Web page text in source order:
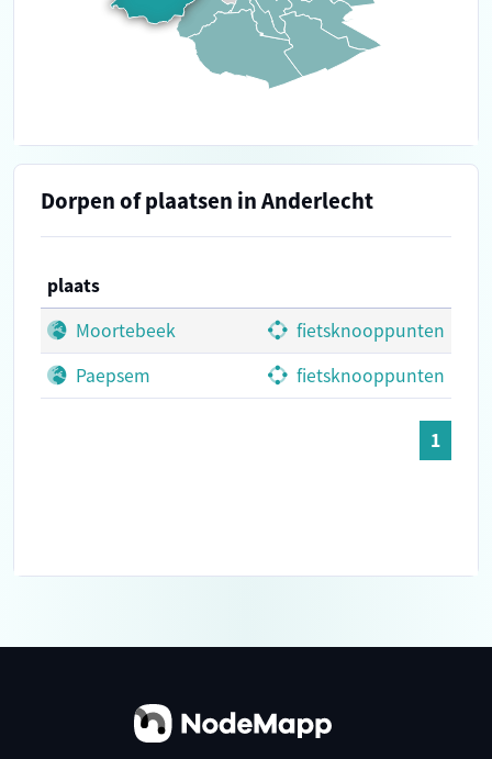
Dorpen of plaatsen in Anderlecht
plaats
Moortebeek
fietsknooppunten
Paepsem
fietsknooppunten
1